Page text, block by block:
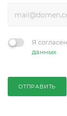
Я
данных
ОТПРАВИТЬ